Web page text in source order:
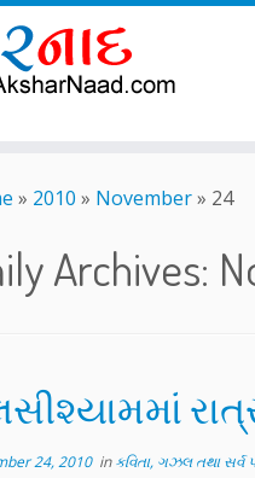
» 2010 » November» 24
Archives:
24, 2010inકવિતા, ગઝલ તથા સર્વ